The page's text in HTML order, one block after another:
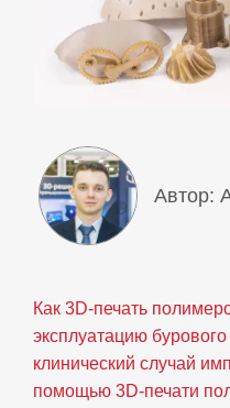
Автор:
Как 3D‑печать
эксплуатацию
клинический случай
помощью 3D‑печати